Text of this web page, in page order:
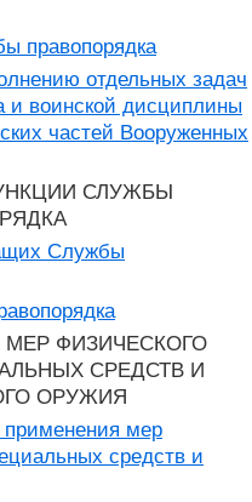
правопорядка
отдельных задач
и воинской дисциплины
частей Вооруженных
СЛУЖБЫ
Службы
МЕР ФИЗИЧЕСКОГО
СРЕДСТВ И
ОРУЖИЯ
мер
средств и